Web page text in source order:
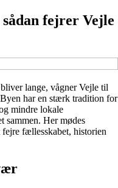
fejrer Vejle
lange, vågner Vejle til
har en stærk tradition for
mindre lokale
sammen. Her mødes
fællesskabet, historien